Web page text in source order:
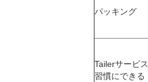
パッキング
Tailerサービス
習慣にできる